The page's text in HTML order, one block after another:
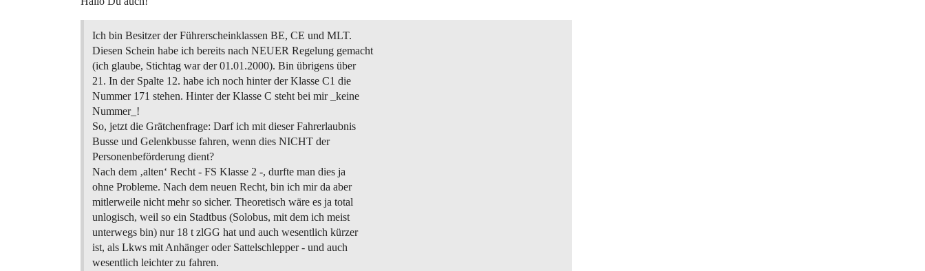
Ich bin Besitzer der Führerscheinklassen BE, CE und MLT.
Diesen Schein habe ich bereits nach NEUER Regelung gemacht
(ich glaube, Stichtag war der 01.01.2000). Bin übrigens über
21. In der Spalte 12. habe ich noch hinter der Klasse C1 die
Nummer 171 stehen. Hinter der Klasse C steht bei mir _keine
Nummer_!
So, jetzt die Grätchenfrage: Darf ich mit dieser Fahrerlaubnis
Busse und Gelenkbusse fahren, wenn dies NICHT der
Personenbeförderung dient?
Nach dem ‚alten‘ Recht - FS Klasse 2 -, durfte man dies ja
ohne Probleme. Nach dem neuen Recht, bin ich mir da aber
mitlerweile nicht mehr so sicher. Theoretisch wäre es ja total
unlogisch, weil so ein Stadtbus (Solobus, mit dem ich meist
unterwegs bin) nur 18 t zlGG hat und auch wesentlich kürzer
ist, als Lkws mit Anhänger oder Sattelschlepper - und auch
wesentlich leichter zu fahren.